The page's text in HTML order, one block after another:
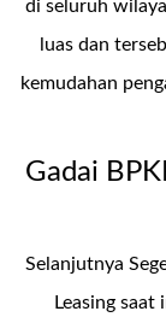
di seluruh
luas dan
kemudahan
Gadai
Selanjutnya
Leasing saat